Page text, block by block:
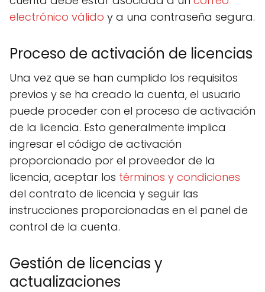
electrónico válido y a una contraseña segura.
Proceso de activación de licencias
Una vez que se han cumplido los requisitos
previos y se ha creado la cuenta, el usuario
puede proceder con el proceso de activación
de la licencia. Esto generalmente implica
ingresar el código de activación
proporcionado por el proveedor de la
licencia, aceptar los términos y condiciones
del contrato de licencia y seguir las
instrucciones proporcionadas en el panel de
control de la cuenta.
Gestión de licencias y
actualizaciones